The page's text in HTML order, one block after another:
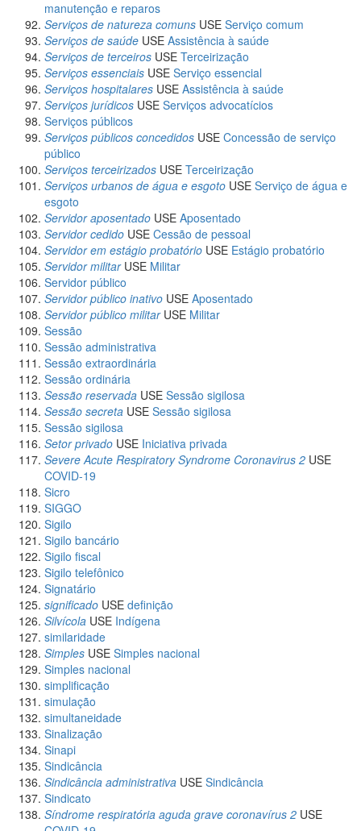
manutenção e reparos
Serviços de natureza comuns USE Serviço comum
Serviços de saúde USE Assistência à saúde
Serviços de terceiros USE Terceirização
Serviços essenciais USE Serviço essencial
Serviços hospitalares USE Assistência à saúde
Serviços jurídicos USE Serviços advocatícios
Serviços públicos
Serviços públicos concedidos USE Concessão de serviço
público
Serviços terceirizados USE Terceirização
Serviços urbanos de água e esgoto USE Serviço de água e
esgoto
Servidor aposentado USE Aposentado
Servidor cedido USE Cessão de pessoal
Servidor em estágio probatório USE Estágio probatório
Servidor militarUSE Militar
Servidor público
Servidor público inativo USE Aposentado
Servidor público militarUSE Militar
Sessão
Sessão administrativa
Sessão extraordinária
Sessão ordinária
Sessão reservada USE Sessão sigilosa
Sessão secreta USE Sessão sigilosa
Sessão sigilosa
Setor privado USE Iniciativa privada
Severe Acute Respiratory Syndrome Coronavirus 2 USE
COVID-19
Sicro
SIGGO
Sigilo
Sigilo bancário
Sigilo fiscal
Sigilo telefônico
Signatário
significado USE definição
Silvícola USE Indígena
similaridade
Simples USE Simples nacional
Simples nacional
simplificação
simulação
simultaneidade
Sinalização
Sinapi
Sindicância
Sindicância administrativa USE Sindicância
Sindicato
Síndrome respiratória aguda grave coronavírus 2 USE